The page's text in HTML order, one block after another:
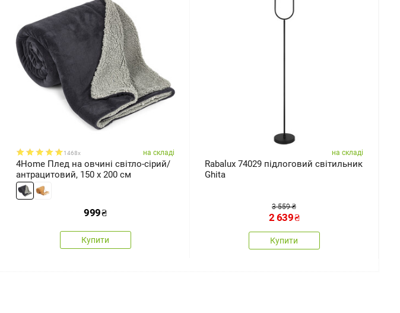
1468x на складі
4Home Плед на овчині світло-сірий/
антрацитовий, 150 x 200 см
999₴
Купити
на складі
Rabalux 74029 підлоговий світильник
Ghita
3 559 ₴
2 639₴
Купити